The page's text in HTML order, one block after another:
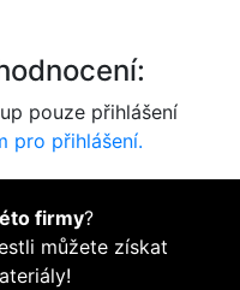
pouze přihlášení
pro přihlášení.
firmy?
můžete získat